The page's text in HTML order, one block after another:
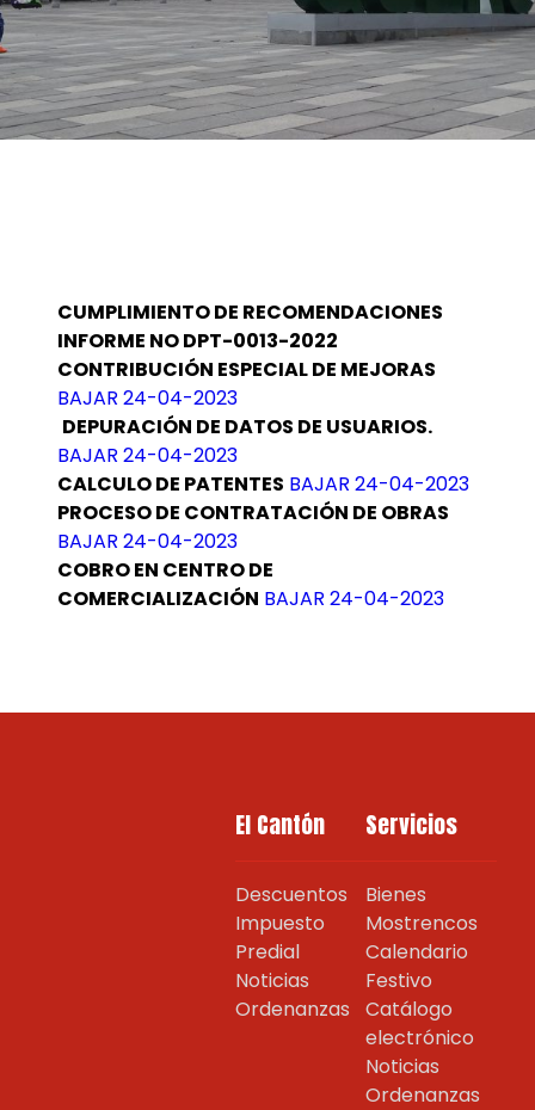
CUMPLIMIENTO DE RECOMENDACIONES
INFORME NO DPT-0013-2022
CONTRIBUCIÓN ESPECIAL DE MEJORAS
BAJAR 24-04-2023
DEPURACIÓN DE DATOS DE USUARIOS.
BAJAR 24-04-2023
CALCULO DE PATENTES BAJAR 24-04-2023
PROCESO DE CONTRATACIÓN DE OBRAS
BAJAR 24-04-2023
COBRO EN CENTRO DE
COMERCIALIZACIÓN BAJAR 24-04-2023
El Cantón
Descuentos
Impuesto
Predial
Noticias
Ordenanzas
Servicios
Bienes
Mostrencos
Calendario
Festivo
Catálogo
electrónico
Noticias
Ordenanzas